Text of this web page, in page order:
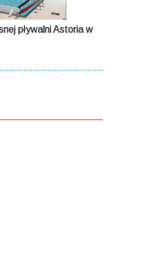
pływalni Astoria w